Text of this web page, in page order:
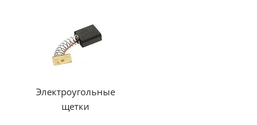
Электроугольные
щетки